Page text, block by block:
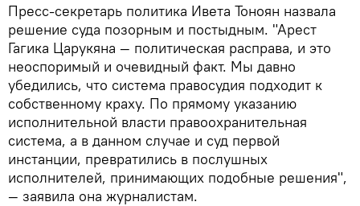
Пресс-секретарь политика Ивета Тоноян назвала
решение суда позорным и постыдным. "Арест
Гагика Царукяна — политическая расправа, и это
неоспоримый и очевидный факт. Мы давно
убедились, что система правосудия подходит к
собственному краху. По прямому указанию
исполнительной власти правоохранительная
система, а в данном случае и суд первой
инстанции, превратились в послушных
исполнителей, принимающих подобные решения",
— заявила она журналистам.